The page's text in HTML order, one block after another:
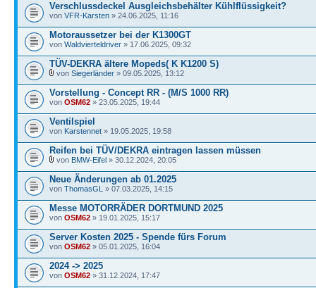
Verschlussdeckel Ausgleichsbehälter Kühlflüssigkeit?
von VFR-Karsten » 24.06.2025, 11:16
Motoraussetzer bei der K1300GT
von Waldvierteldriver » 17.06.2025, 09:32
TÜV-DEKRA ältere Mopeds( K K1200 S)
von Siegerländer » 09.05.2025, 13:12
Vorstellung - Concept RR - (M/S 1000 RR)
von OSM62 » 23.05.2025, 19:44
Ventilspiel
von Karstennet » 19.05.2025, 19:58
Reifen bei TÜV/DEKRA eintragen lassen müssen
von BMW-Eifel » 30.12.2024, 20:05
Neue Änderungen ab 01.2025
von ThomasGL » 07.03.2025, 14:15
Messe MOTORRÄDER DORTMUND 2025
von OSM62 » 19.01.2025, 15:17
Server Kosten 2025 - Spende fürs Forum
von OSM62 » 05.01.2025, 16:04
2024 -> 2025
von OSM62 » 31.12.2024, 17:47